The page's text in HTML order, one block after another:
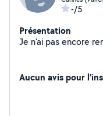
-/5
Présentation
Aucun avis pour